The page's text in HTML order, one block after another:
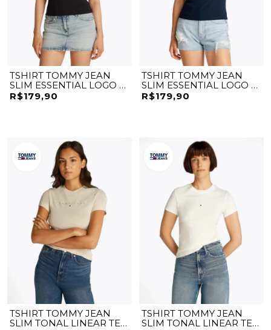
TSHIRT TOMMY JEAN
SLIM ESSENTIAL LOGO 2
TEE
R$179,90
TSHIRT TOMMY JEAN
SLIM ESSENTIAL LOGO 2
TEE
R$179,90
TSHIRT TOMMY JEAN
SLIM TONAL LINEAR TEE
TSHIRT TOMMY JEAN
SLIM TONAL LINEAR TEE